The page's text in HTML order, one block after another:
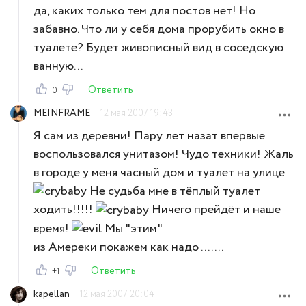
да, каких только тем для постов нет! Но
забавно. Что ли у себя дома прорубить окно в
туалете? Будет живописный вид в соседскую
ванную...
0
Ответить
MEINFRAME
12 мая 2007 19:43
Я сам из деревни! Пару лет назат впервые
воспользовался унитазом! Чудо техники! Жаль
в городе у меня часный дом и туалет на улице
Не судьба мне в тёплый туалет
ходить!!!!!
Ничего прейдёт и наше
время!
Мы "этим"
из Амереки покажем как надо .......
+1
Ответить
kapellan
12 мая 2007 20:04